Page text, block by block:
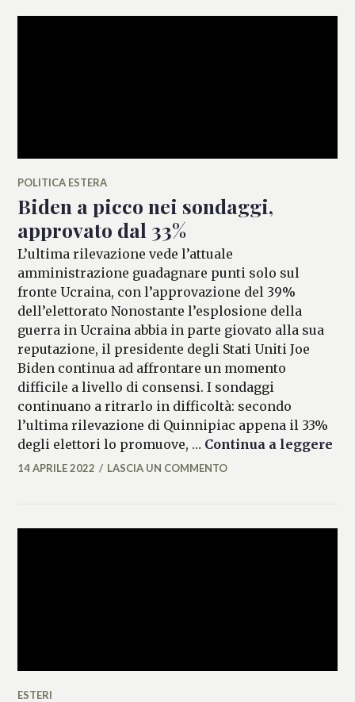
POLITICA ESTERA
Biden a picco nei sondaggi,
approvato dal 33%
L’ultima rilevazione vede l’attuale
amministrazione guadagnare punti solo sul
fronte Ucraina, con l’approvazione del 39%
dell’elettorato Nonostante l’esplosione della
guerra in Ucraina abbia in parte giovato alla sua
reputazione, il presidente degli Stati Uniti Joe
Biden continua ad affrontare un momento
difficile a livello di consensi. I sondaggi
continuano a ritrarlo in difficoltà: secondo
l’ultima rilevazione di Quinnipiac appena il 33%
degli elettori lo promuove, … Continua a leggere
MARIANNA
14 APRILE 2022 LASCIA UN COMMENTO
ESTERI